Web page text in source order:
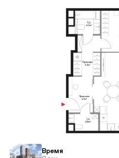
Время